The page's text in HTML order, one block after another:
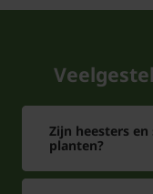
Zijn heesters
planten?